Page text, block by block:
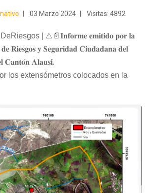
03 Marzo 2024 Visitas: 4892
| ⚠️📄𝐈𝐧𝐟𝐨𝐫𝐦𝐞 𝐞𝐦𝐢𝐭𝐢𝐝𝐨 𝐩𝐨𝐫 𝐥𝐚
𝐑𝐢𝐞𝐬𝐠𝐨𝐬 𝐲 𝐒𝐞𝐠𝐮𝐫𝐢𝐝𝐚𝐝 𝐂𝐢𝐮𝐝𝐚𝐝𝐚𝐧𝐚 𝐝𝐞𝐥
𝐂𝐚𝐧𝐭𝐨́𝐧 𝐀𝐥𝐚𝐮𝐬𝐢́.
los extensómetros colocados en la